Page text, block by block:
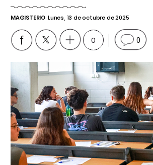
MAGISTERIO Lunes, 13 de octubre de 2025
0 0